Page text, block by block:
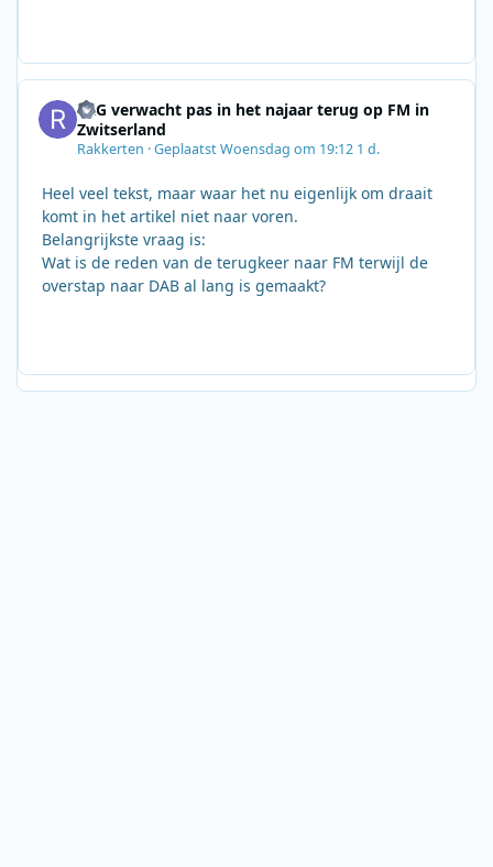
SRG verwacht pas in het najaar terug op FM in
Zwitserland
Rakkerten ·GeplaatstWoensdag om 19:12 1 d.
Heel veel tekst, maar waar het nu eigenlijk om draait
komt in het artikel niet naar voren.
Belangrijkste vraag is:
Wat is de reden van de terugkeer naar FM terwijl de
overstap naar DAB al lang is gemaakt?